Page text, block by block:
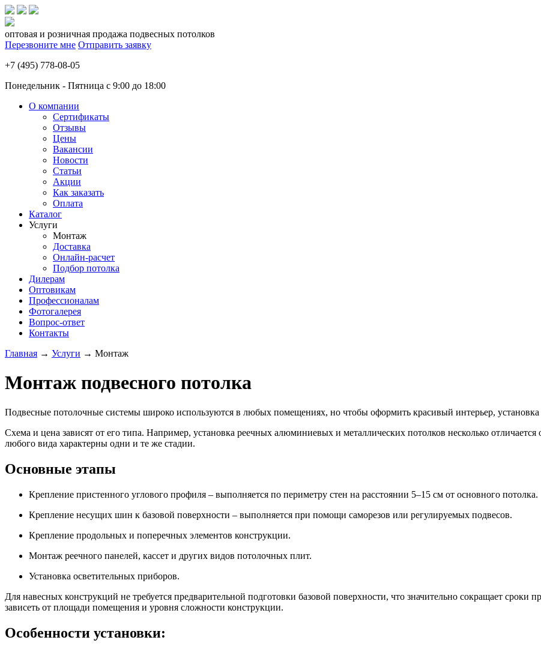
оптовая и розничная продажа подвесных потолков
Перезвоните мне Отправить заявку
+7 (495) 778-08-05
Понедельник - Пятница с 9:00 до 18:00
О компании
Сертификаты
Отзывы
Цены
Вакансии
Новости
Статьи
Акции
Как заказать
Оплата
Каталог
Услуги
Монтаж
Доставка
Онлайн-расчет
Подбор потолка
Дилерам
Оптовикам
Профессионалам
Фотогалерея
Вопрос-ответ
Контакты
Главная → Услуги → Монтаж
Монтаж подвесного потолка
Подвесные потолочные системы широко используются в любых помещениях, но чтобы оформить красивый интерьер,
Схема и цена зависят от его типа. Например, установка реечных алюминиевых и металлических потолков несколько
любого вида характерны одни и те же стадии.
Основные этапы
Крепление пристенного углового профиля – выполняется по периметру стен на расстоянии 5–15 см от основного потолка.
Крепление несущих шин к базовой поверхности – выполняется при помощи саморезов или регулируемых подвесов.
Крепление продольных и поперечных элементов конструкции.
Монтаж реечного панелей, кассет и других видов потолочных плит.
Установка осветительных приборов.
Для навесных конструкций не требуется предварительной подготовки базовой поверхности, что значительно сокращает сроки
зависеть от площади помещения и уровня сложности конструкции.
Особенности установки: